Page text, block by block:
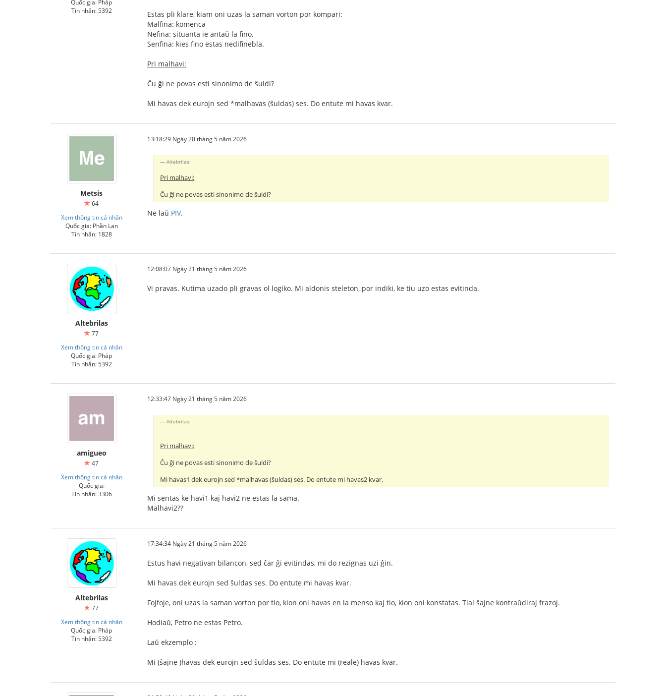
Quốc gia: Pháp
Tin nhắn: 5392
Estas pli klare, kiam oni uzas la saman vorton por kompari:
Malfina: komenca
Nefina: situanta ie antaŭ la fino.
Senfina: kies fino estas nedifinebla.
Pri malhavi:
Ĉu ĝi ne povas esti sinonimo de ŝuldi?
Mi havas dek eurojn sed *malhavas (ŝuldas) ses. Do entute mi havas kvar.
Metsis
64
Xem thông tin cá nhân
Quốc gia: Phần Lan
Tin nhắn: 1828
13:18:29 Ngày 20 tháng 5 năm 2026
Altebrilas:
Pri malhavi:
Ĉu ĝi ne povas esti sinonimo de ŝuldi?
Ne laŭ PIV.
Altebrilas
77
Xem thông tin cá nhân
Quốc gia: Pháp
Tin nhắn: 5392
12:08:07 Ngày 21 tháng 5 năm 2026
Vi pravas. Kutima uzado pli gravas ol logiko. Mi aldonis steleton, por indiki, ke tiu uzo estas evitinda.
amigueo
47
Xem thông tin cá nhân
Quốc gia:
Tin nhắn: 3306
12:33:47 Ngày 21 tháng 5 năm 2026
Altebrilas:
Pri malhavi:
Ĉu ĝi ne povas esti sinonimo de ŝuldi?
Mi havas1 dek eurojn sed *malhavas (ŝuldas) ses. Do entute mi havas2 kvar.
Mi sentas ke havi1 kaj havi2 ne estas la sama.
Malhavi2??
Altebrilas
77
Xem thông tin cá nhân
Quốc gia: Pháp
Tin nhắn: 5392
17:34:34 Ngày 21 tháng 5 năm 2026
Estus havi negativan bilancon, sed ĉar ĝi evitindas, mi do rezignas uzi ĝin.
Mi havas dek eurojn sed ŝuldas ses. Do entute mi havas kvar.
Fojfoje, oni uzas la saman vorton por tio, kion oni havas en la menso kaj tio, kion oni konstatas. Tial ŝajne kontraŭdiraj frazoj.
Hodiaŭ, Petro ne estas Petro.
Laŭ ekzemplo :
Mi (ŝajne )havas dek eurojn sed ŝuldas ses. Do entute mi (reale) havas kvar.